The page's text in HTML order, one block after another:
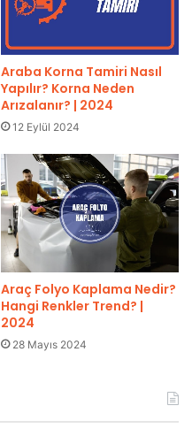
Araba Korna Tamiri Nasıl
Yapılır? Korna Neden
Arızalanır? | 2024
12 Eylül 2024
Araç Folyo Kaplama Nedir?
Hangi Renkler Trend? |
2024
28 Mayıs 2024